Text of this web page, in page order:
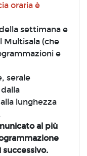
oraria è
settimana e
Multisala (che
e
serale
lunghezza
al più